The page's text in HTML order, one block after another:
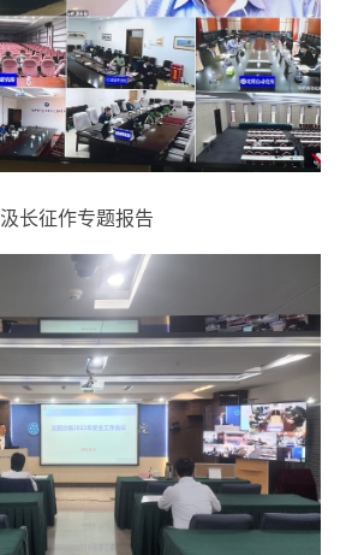
汲长征作专题报告